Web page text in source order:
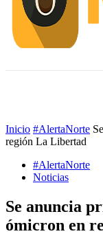
Inicio #AlertaNorte
región La Libertad
#AlertaNorte
Noticias
Se anuncia
ómicron en